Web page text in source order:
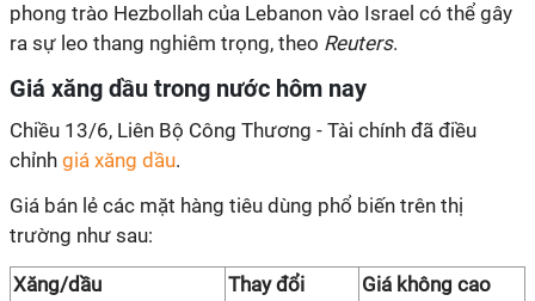
phong trào Hezbollah của Lebanon vào Israel có thể gây
ra sự leo thang nghiêm trọng, theo Reuters.
Giá xăng dầu trong nước hôm nay
Chiều 13/6, Liên Bộ Công Thương - Tài chính đã điều
chỉnh giá xăng dầu.
Giá bán lẻ các mặt hàng tiêu dùng phổ biến trên thị
trường như sau:
Xăng/dầu Thay đổi
Giá không cao